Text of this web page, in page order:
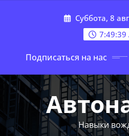
Суббота, 8
7:49:40
Подписаться на нас
Навыки